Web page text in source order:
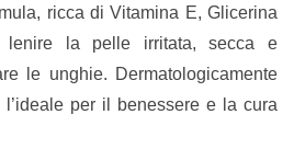
ricca di Vitamina E, Glicerina
la pelle irritata, secca e
le unghie. Dermatologicamente
per il benessere e la cura